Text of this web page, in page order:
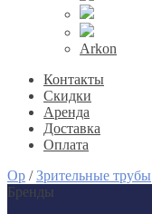
Arkon
Контакты
Скидки
Аренда
Доставка
Оплата
Op /Зрительные трубы
Бренды